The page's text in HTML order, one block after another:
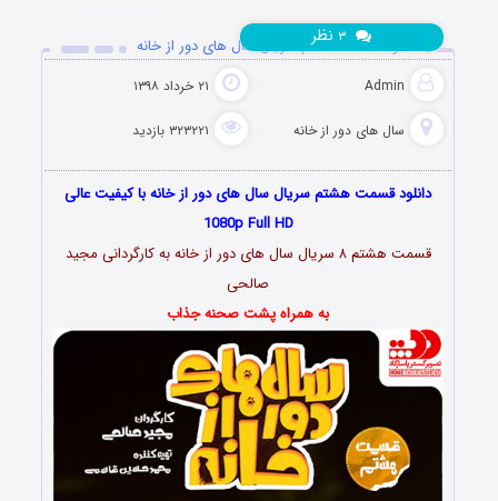
دانلود قسمت هشتم سریال سال های دور از خانه
Admin ۲۱ خرداد ۱۳۹۸
سال های دور از خانه ۳۲۳۲۲۱ بازدید
نظر
دانلود قسمت هشتم سریال سال های دور از خانه با کیفیت عالی
1080p Full HD
قسمت هشتم ۸ سریال سال های دور از خانه به کارگردانی مجید
صالحی
به همراه پشت صحنه جذاب